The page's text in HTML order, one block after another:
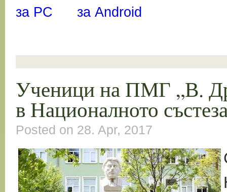
за PC за Android
Ученици на ПМГ „В.
в Националното
Posted on 28. Apr, 2017